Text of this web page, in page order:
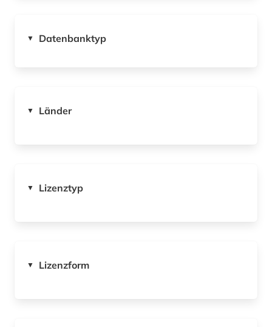
▼ Datenbanktyp
▼ Länder
▼ Lizenztyp
▼ Lizenzform